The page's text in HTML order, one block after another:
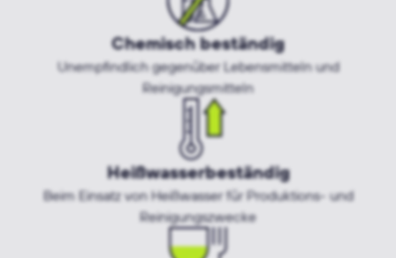
Chemisch beständig
Unempfindlich gegenüber Lebensmitteln und
Reinigungsmitteln
Heißwasserbeständig
Beim Einsatz von Heißwasser für Produktions- und
Reinigungszwecke